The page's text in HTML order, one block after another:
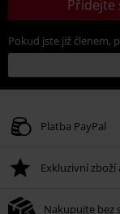
Přidejte
Pokud jste již členem,
Platba PayPal
Exkluzivní
Nakupujte bez